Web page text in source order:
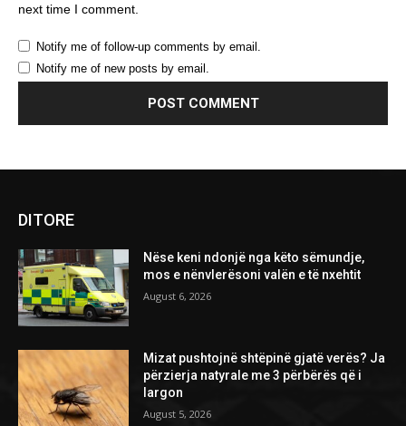
next time I comment.
Notify me of follow-up comments by email.
Notify me of new posts by email.
DITORE
Nëse keni ndonjë nga këto sëmundje,
mos e nënvlerësoni valën e të nxehtit
August 6, 2026
Mizat pushtojnë shtëpinë gjatë verës? Ja
përzierja natyrale me 3 përbërës që i
largon
August 5, 2026